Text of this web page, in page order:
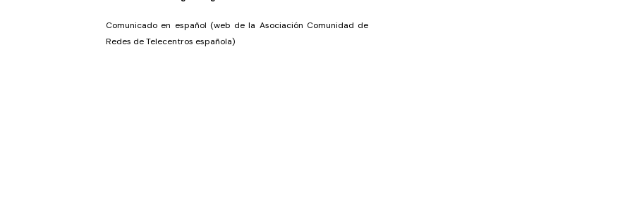
Comunicado en español (web de la Asociación Comunidad de
Redes de Telecentros española)